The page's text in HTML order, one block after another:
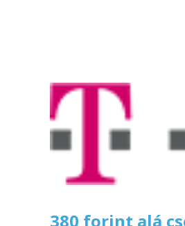
380 forint alá